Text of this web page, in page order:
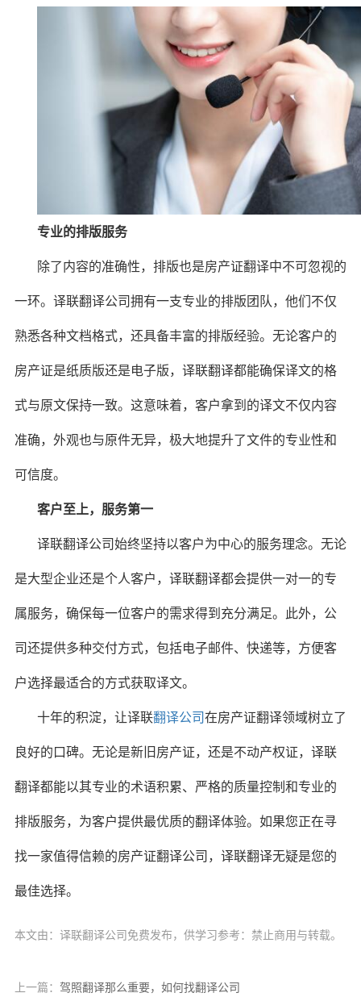
专业的排版服务
除了内容的准确性，排版也是房产证翻译中不可忽视的
一环。译联翻译公司拥有一支专业的排版团队，他们不仅
熟悉各种文档格式，还具备丰富的排版经验。无论客户的
房产证是纸质版还是电子版，译联翻译都能确保译文的格
式与原文保持一致。这意味着，客户拿到的译文不仅内容
准确，外观也与原件无异，极大地提升了文件的专业性和
可信度。
客户至上，服务第一
译联翻译公司始终坚持以客户为中心的服务理念。无论
是大型企业还是个人客户，译联翻译都会提供一对一的专
属服务，确保每一位客户的需求得到充分满足。此外，公
司还提供多种交付方式，包括电子邮件、快递等，方便客
户选择最适合的方式获取译文。
十年的积淀，让译联翻译公司在房产证翻译领域树立了
良好的口碑。无论是新旧房产证，还是不动产权证，译联
翻译都能以其专业的术语积累、严格的质量控制和专业的
排版服务，为客户提供最优质的翻译体验。如果您正在寻
找一家值得信赖的房产证翻译公司，译联翻译无疑是您的
最佳选择。
本文由：译联翻译公司免费发布，供学习参考：禁止商用与转载。
上一篇： 驾照翻译那么重要，如何找翻译公司